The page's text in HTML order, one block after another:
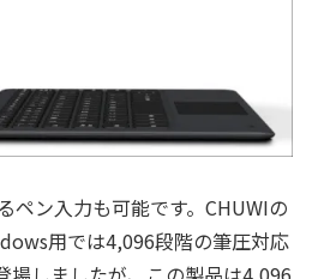
ペン入力も可能です。CHUWIの
用では4,096段階の筆圧対応